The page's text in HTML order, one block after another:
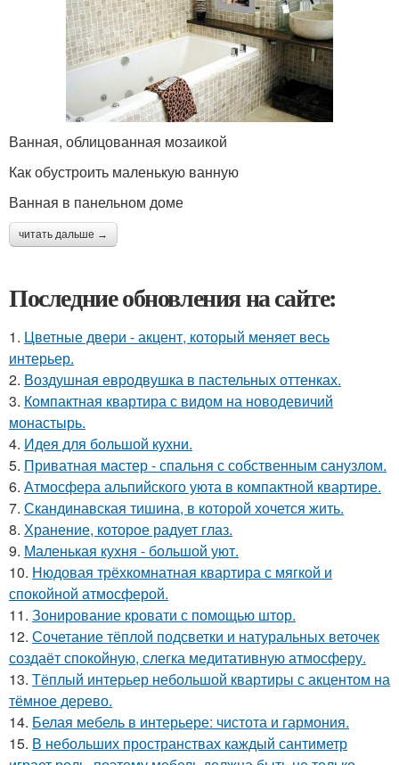
Ванная, облицованная мозаикой
Как обустроить маленькую ванную
Ванная в панельном доме
читать дальше →
Последние обновления на сайте:
1. Цветные двери - акцент, который меняет весь
интерьер.
2. Воздушная евродвушка в пастельных оттенках.
3. Компактная квартира с видом на новодевичий
монастырь.
4. Идея для большой кухни.
5. Приватная мастер - спальня с собственным санузлом.
6. Атмосфера альпийского уюта в компактной квартире.
7. Скандинавская тишина, в которой хочется жить.
8. Хранение, которое радует глаз.
9. Маленькая кухня - большой уют.
10. Нюдовая трёхкомнатная квартира с мягкой и
спокойной атмосферой.
11. Зонирование кровати с помощью штор.
12. Сочетание тёплой подсветки и натуральных веточек
создаёт спокойную, слегка медитативную атмосферу.
13. Тёплый интерьер небольшой квартиры с акцентом на
тёмное дерево.
14. Белая мебель в интерьере: чистота и гармония.
15. В небольших пространствах каждый сантиметр